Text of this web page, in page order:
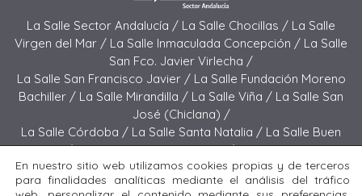
La Salle Sector Andalucía / La Salle Chocillas / La Salle
Virgen del Mar / La Salle Inmaculada Concepción / La Salle
San Fco. Javier Virlecha /
La Salle San Francisco Javier / La Salle Fundación Moreno
Bachiller / La Salle Mirandilla / La Salle Viña / La Salle San
José (Chiclana) /
La Salle Córdoba / La Salle Santa Natalia / La Salle Buen
Pastor /La Salle Sagrado Corazón /La Salle San José
(Jerez) / La Salle El Carmen (Melilla) /
La Salle Buen Consejo /La Salle El Carmen (San Fernando) /
En nuestro sitio web utilizamos cookies propias y de terceros
para finalidades analíticas mediante el análisis del tráfico